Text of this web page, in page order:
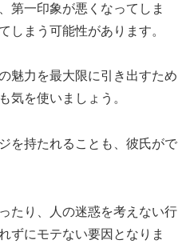
第一印象が悪くなってしま
しまう可能性があります。
魅力を最大限に引き出すため
気を使いましょう。
を持たれることも、彼氏がで
たり、人の迷惑を考えない行
ずにモテない要因となりま